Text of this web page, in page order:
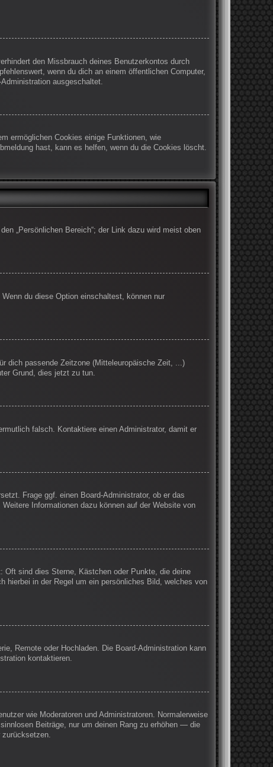
den Missbrauch deines Benutzerkontos durch
wenn du dich an einem öffentlichen Computer,
ausgeschaltet.
ermöglichen Cookies einige Funktionen, wie
hast, kann es helfen, wenn du die Cookies löscht.
„Persönlichen Bereich“; der Link dazu wird meist oben
du diese Option einschaltest, können nur
dich passende Zeitzone (Mitteleuropäische Zeit, ...)
Grund, dies jetzt zu tun.
falsch. Kontaktiere einen Administrator, damit er
Frage ggf. einen Board-Administrator, ob er das
Informationen dazu können auf der Website von
Oft sind dies Sterne, Kästchen oder Punkte, die deine
hierbei in der Regel um ein persönliches Bild, welches von
Remote oder Hochladen. Die Board-Administration kann
kontaktieren.
wie Moderatoren und Administratoren. Normalerweise
Beiträge, nur um deinen Rang zu erhöhen — die
zurücksetzen.